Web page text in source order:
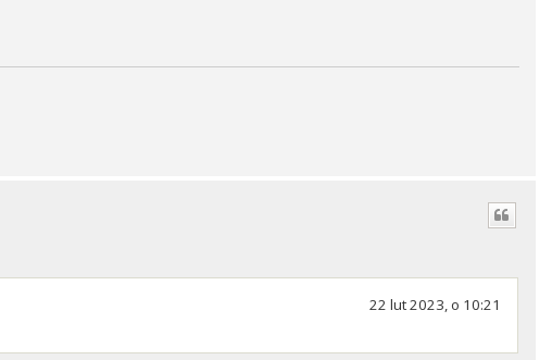
22 lut 2023, o 10:21